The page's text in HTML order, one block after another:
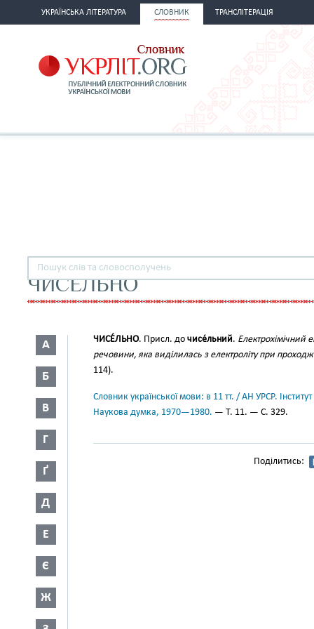
УКРАЇНСЬКА ЛІТЕРАТУРА СЛОВНИК ТРАНСЛІТЕРАЦІЯ
ЧИСЕЛЬНО
А
Б
В
Г
Ґ
Д
Е
Є
Ж
ЧИСЕ́ЛЬНО. Присл. до чисе́льний. Електрохімічний
речовини, яка виділилась з електроліту при
114).
Словник української мови: в 11 тт. / АН УРСР.
Наукова думка, 1970—1980. — Т. 11. — С. 329.
Поділитись: